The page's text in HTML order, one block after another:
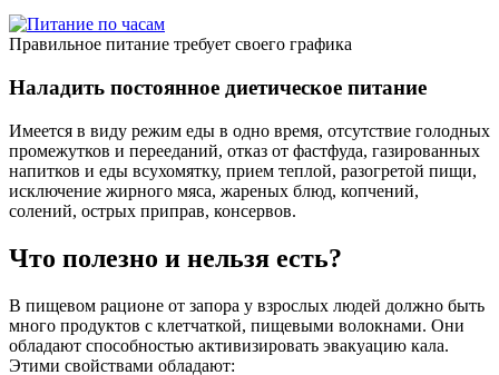
Правильное питание требует своего графика
Наладить постоянное диетическое питание
Имеется в виду режим еды в одно время, отсутствие голодных
промежутков и перееданий, отказ от фастфуда, газированных
напитков и еды всухомятку, прием теплой, разогретой пищи,
исключение жирного мяса, жареных блюд, копчений,
солений, острых приправ, консервов.
Что полезно и нельзя есть?
В пищевом рационе от запора у взрослых людей должно быть
много продуктов с клетчаткой, пищевыми волокнами. Они
обладают способностью активизировать эвакуацию кала.
Этими свойствами обладают: